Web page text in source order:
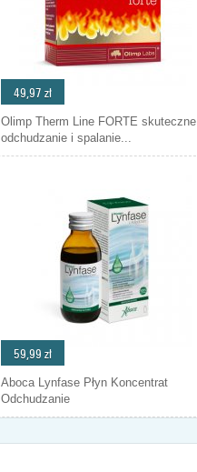
49,97 zł
Olimp Therm Line FORTE skuteczne
odchudzanie i spalanie...
59,99 zł
Aboca Lynfase Płyn Koncentrat
Odchudzanie